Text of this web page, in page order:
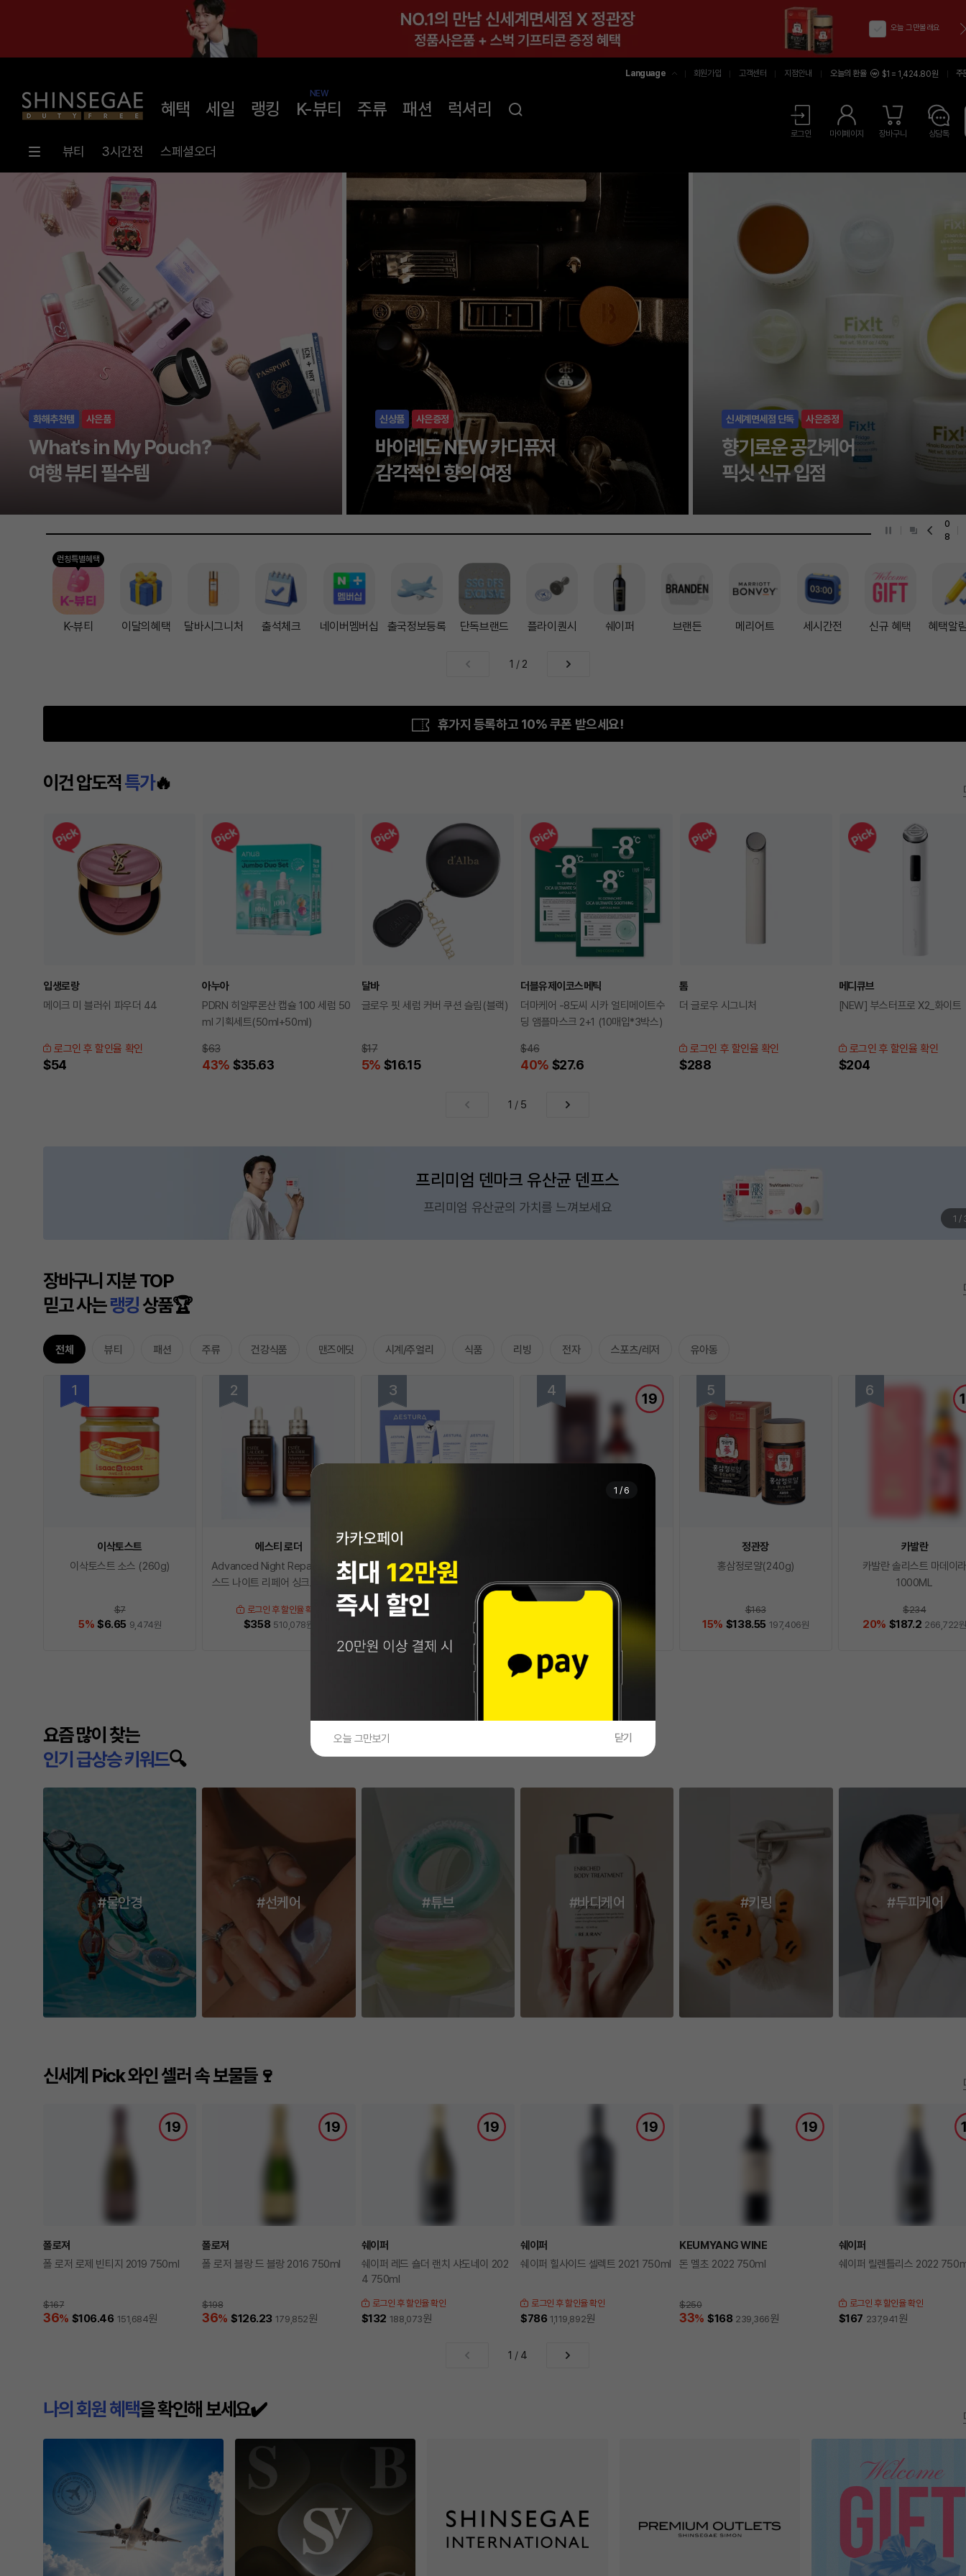
오늘 그만볼래요
Language
회원가입 고객센터 지점안내 오늘의 환율 $1 = 1,424.80원 주
혜택 세일 랭킹 K-뷰티
NEW
주류 패션 럭셔리
로그인 마이페이지 장바구니 상담톡
뷰티 3시간전 스페셜오더
런칭특별혜택
K-뷰티 이달의혜택 달바시그니처 출석체크 네이버멤버십 출국정보등록 단독브랜드 플라이퀀시 쉐이퍼 브랜든 메리어트 세시간전 신규 혜택 혜택알
1 / 2
휴가지 등록하고 10% 쿠폰 받으세요!
이건 압도적특가🔥
입생로랑
메이크 미 블러쉬 파우더 44
로그인 후 할인율 확인
$54
아누아
PDRN 히알루론산 캡슐 100 세럼 50
ml 기획세트(50ml+50ml)
$63
43% $35.63
달바
글로우 핏 세럼 커버 쿠션 슬림(블랙)
$17
5% $16.15
더블유제이코스메틱
더마케어 -8도씨 시카 얼티메이트수
딩 앰플마스크 2+1 (10매입*3박스)
$46
40% $27.6
톰
더 글로우 시그니처
로그인 후 할인율 확인
$288
메디큐브
[NEW] 부스터프로 X2_화이트
로그인 후 할인율 확인
$204
1 / 5
프리미엄 덴마크 유산균 덴프스
프리미엄 유산균의 가치를 느껴보세요
1 /
장바구니 지분 TOP
믿고 사는랭킹상품🏆
전체 뷰티 패션 주류 건강식품 맨즈에딧 시계/주얼리 식품 리빙 전자 스포츠/레저 유아동
이삭토스트
이삭토스트 소스 (260g)
$7
5% $6.65 9,474원
에스티 로더
Advanced Night Repair 어드밴
스드 나이트 리페어 싱크로나이즈
로그인 후 할인율 확인
$358 510,078원
[2개 이상 25% 할인] 아토베리어
365 크림 듀오 기획세트
37,614
정관장
홍삼정로얄(240g)
$163
15% $138.55 197,406원
카발란
카발란 솔리스트 마데이라
1000ML
$234
20% $187.2 266,722원
1
요즘 많이 찾는
인기 급상승 키워드🔍
#물안경 #선케어 #튜브 #바디케어 #키링 #두피케어
신세계 Pick 와인 셀러 속 보물들🍷
폴로져
폴 로저 로제 빈티지 2019 750ml
$167
36% $106.46 151,684원
폴로져
폴 로저 블랑 드 블랑 2016 750ml
$198
36% $126.23 179,852원
쉐이퍼
쉐이퍼 레드 숄더 랜치 샤도네이 202
4 750ml
로그인 후 할인율 확인
$132 188,073원
쉐이퍼
쉐이퍼 힐사이드 셀렉트 2021 750ml
로그인 후 할인율 확인
$786 1,119,892원
KEUMYANG WINE
돈 멜초 2022 750ml
$250
33% $168 239,366원
쉐이퍼
쉐이퍼 릴렌틀리스 2022
로그인 후 할인율 확인
$167 237,941 원
1 / 4
나의 회원 혜택을 확인해 보세요✔️
2 /6
오늘 그만보기 닫기